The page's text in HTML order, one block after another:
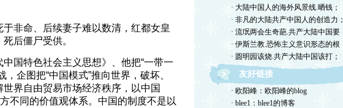
非命、后续妻子难以数清，红都女皇
后僵尸受供。
国特色社会主义思想》、他把“一带一
企图把“中国模式”推向世界，破坏、
界自由贸易市场经济秩序，以中国
不同的价值观体系。中国的制度不是以
· 大陆中国人的海外风景线.晒钱；
· 非凡的大陆共产中国人的创造力；
· 流氓两会生奇葩.共产大陆中国要
· 伊斯兰教.恐怖主义意识形态的根
· 圆明园该烧.共产大陆中国该打；
友好链接
· 欧阳峰：欧阳峰的blog
· blee1：blee1的博客